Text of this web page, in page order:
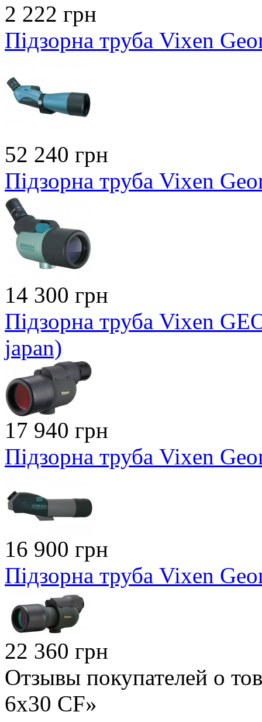
2 222 грн
Підзорна труба Vixen
52 240 грн
Підзорна труба Vixen
14 300 грн
Підзорна труба Vixen
japan)
17 940 грн
Підзорна труба Vixen
16 900 грн
Підзорна труба Vixen
22 360 грн
Отзывы покупателей о
6х30 CF»